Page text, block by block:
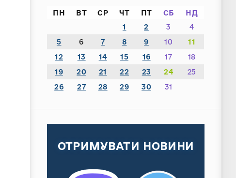
ПН ВТ СР ЧТ ПТ СБ
НД
1
2 3
4
5
6 7 8 9 10
11
12
13 14 15 16 17
18
19
20 21 22 23 24
25
26
27 28 29 30 31
ОТРИМУВАТИ НОВИНИ